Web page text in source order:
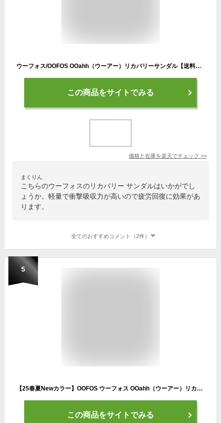
ウーフォス/OOFOS OOahh（ウーアー）リカバリーサンダル【送料無料】[サンダル/スリッパ/リカバリーシューズ/スポーツ/ランニング/マラソン/トライアスロン/ヨガ/トレッキング/ハイキング/メンズ/レディース/ユニセックス]
この商品をサイトでみる
価格と在庫を楽天でチェック >>
まくりん
こちらのウーフォスのリカバリー サンダルはいかがでし
ょうか。軽量で衝撃吸収力が高いので疲労回復に効果があ
ります。
全てのおすすめコメント（2件）
5
【25春夏Newカラー】OOFOS ウーフォス OOahh（ウーアー）リカバリーサンダル ユニセックス 衝撃吸収 スポーツサンダル シャワーサンダル メンズ レディース リカバリー ランニング ヨガ スポーツ ビーチ 快適サンダル 【正規品】
この商品をサイトでみる